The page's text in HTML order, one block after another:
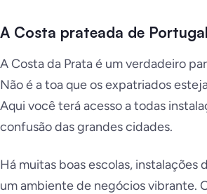
A Costa prateada de
A Costa da Prata é um verdadeiro
Não é a toa que os expatriados
Aqui você terá acesso a todas
confusão das grandes cidades.
Há muitas boas escolas,
um ambiente de negócios vibrante.